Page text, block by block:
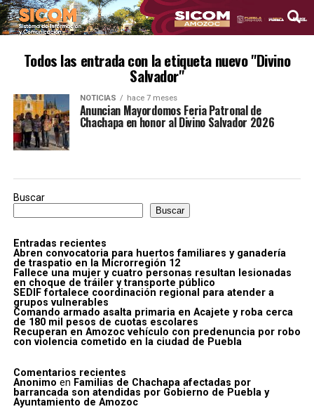
Todos las entrada con la etiqueta nuevo "Divino
Salvador"
NOTICIAS hace 7 meses
Anuncian Mayordomos Feria Patronal de
Chachapa en honor al Divino Salvador 2026
Buscar
Buscar
Entradas recientes
Abren convocatoria para huertos familiares y ganadería
de traspatio en la Microrregión 12
Fallece una mujer y cuatro personas resultan lesionadas
en choque de tráiler y transporte público
SEDIF fortalece coordinación regional para atender a
grupos vulnerables
Comando armado asalta primaria en Acajete y roba cerca
de 180 mil pesos de cuotas escolares
Recuperan en Amozoc vehículo con predenuncia por robo
con violencia cometido en la ciudad de Puebla
Comentarios recientes
Anonimo en Familias de Chachapa afectadas por
barrancada son atendidas por Gobierno de Puebla y
Ayuntamiento de Amozoc